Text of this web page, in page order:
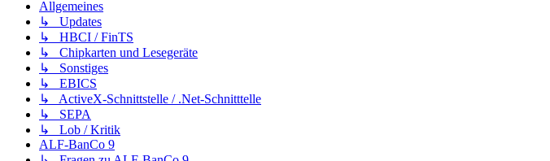
Allgemeines
↳ Updates
↳ HBCI / FinTS
↳ Chipkarten und Lesegeräte
↳ Sonstiges
↳ EBICS
↳ ActiveX-Schnittstelle / .Net-Schnitttelle
↳ SEPA
↳ Lob / Kritik
ALF-BanCo 9